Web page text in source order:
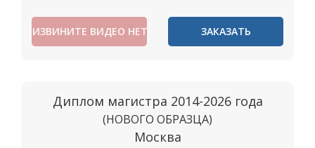
ИЗВИНИТЕ ВИДЕО НЕТ ЗАКАЗАТЬ
Диплом магистра 2014-2026 года
(НОВОГО ОБРАЗЦА)
Москва